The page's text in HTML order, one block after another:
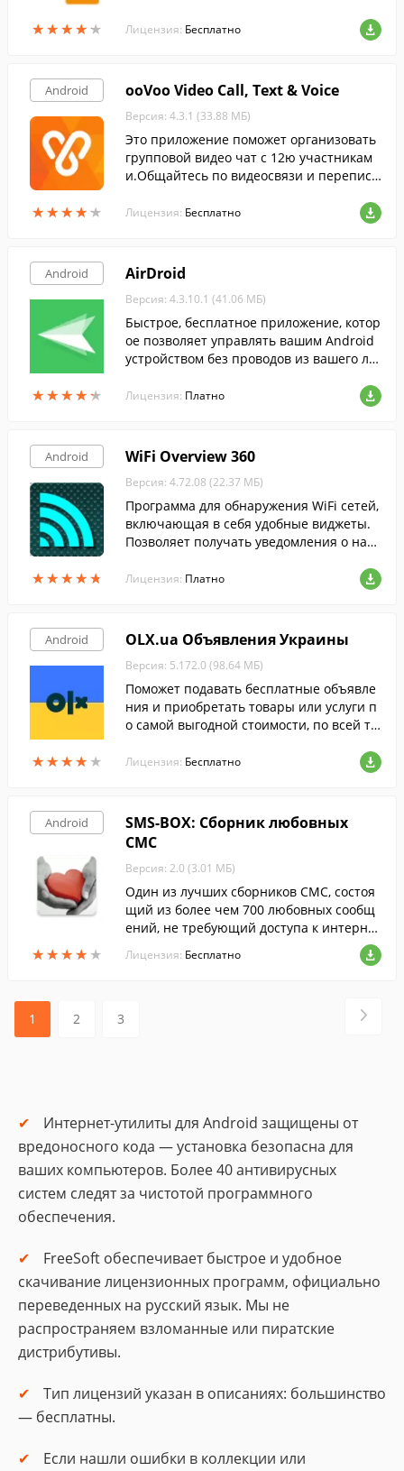
★★★★★
★★★★★
вашей SD-карте.
Лицензия: Бесплатно
Android
★★★★★
★★★★★
ooVoo Video Call, Text & Voice
Версия: 4.3.1 (33.88 МБ)
Это приложение поможет организовать
групповой видео чат с 12ю участникам
и.Общайтесь по видеосвязи и переписы
Лицензия: Бесплатно
Android
★★★★★
★★★★★
AirDroid
Версия: 4.3.10.1 (41.06 МБ)
Быстрое, бесплатное приложение, котор
ое позволяет управлять вашим Android
устройством без проводов из вашего лю
Лицензия: Платно
Android
★★★★★
★★★★★
WiFi Overview 360
Версия: 4.72.08 (22.37 МБ)
Программа для обнаружения WiFi сетей,
включающая в себя удобные виджеты.
Позволяет получать уведомления о нахо
аться к ним автоматически.
Лицензия: Платно
Android
★★★★ ★
★★★★ ★
OLX.ua Объявления Украины
Версия: 5.172.0 (98.64 МБ)
Поможет подавать бесплатные объявле
ния и приобретать товары или услуги п
о самой выгодной стоимости, по всей те
Лицензия: Бесплатно
Android
★★★★ ★
★★★★ ★
SMS-BOX: Сборник любовных
СМС
Версия: 2.0 (3.01 МБ)
Один из лучших сборников СМС, состоя
щий из более чем 700 любовных сообщ
ений, не требующий доступа к интернет
Лицензия: Бесплатно
1 2 3
Интернет-утилиты для Android защищены от
вредоносного кода — установка безопасна для
ваших компьютеров. Более 40 антивирусных
систем следят за чистотой программного
обеспечения.
FreeSoft обеспечивает быстрое и удобное
скачивание лицензионных программ, официально
переведенных на русский язык. Мы не
распространяем взломанные или пиратские
дистрибутивы.
Тип лицензий указан в описаниях: большинство
— бесплатны.
Если нашли ошибки в коллекции или